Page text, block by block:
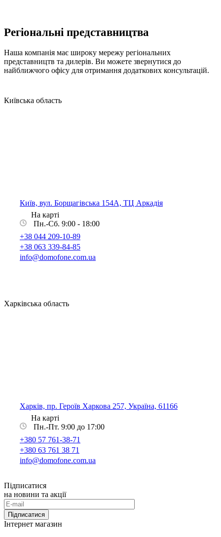
Регіональні представництва
Наша компанія має широку мережу регіональних
представництв та дилерів. Ви можете звернутися до
найближчого офісу для отримання додаткових консультацій.
Київська область
Київ, вул. Борщагівська 154А, ТЦ Аркадія
На карті
Пн.-Сб. 9:00 - 18:00
+38 044 209-10-89
+38 063 339-84-85
info@domofone.com.ua
Харківська область
Харків, пр. Героїв Харкова 257, Україна, 61166
На карті
Пн.-Пт. 9:00 до 17:00
+380 57 761-38-71
+380 63 761 38 71
info@domofone.com.ua
Підписатися
на новини та акції
Підписатися
Інтернет магазин